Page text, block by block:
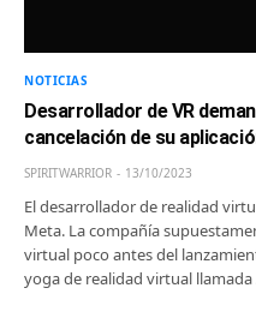
NOTICIAS
Desarrollador de VR
cancelación de su
SPIRITWARRIOR 13/10/2023
El desarrollador de realidad
Meta. La compañía
virtual poco antes del
yoga de realidad virtual